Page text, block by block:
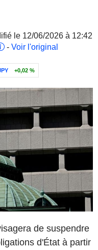
le 12/06/2026 à 12:42
- Voir l'original
+0,02 %
de suspendre
d'État à partir